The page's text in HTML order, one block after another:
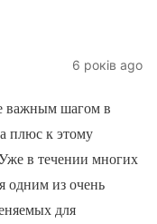
6 років ago
важным шагом в
плюс к этому
в течении многих
одним из очень
для